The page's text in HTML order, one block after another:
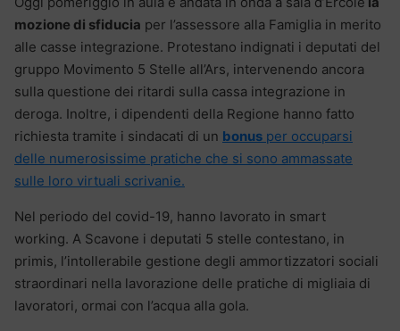
mozione di sfiducia per l’assessore alla Famiglia in merito
alle casse integrazione. Protestano indignati i deputati del
gruppo Movimento 5 Stelle all’Ars, intervenendo ancora
sulla questione dei ritardi sulla cassa integrazione in
deroga. Inoltre, i dipendenti della Regione hanno fatto
richiesta tramite i sindacati di un bonus per occuparsi
delle numerosissime pratiche che si sono ammassate
sulle loro virtuali scrivanie.
Nel periodo del covid-19, hanno lavorato in smart
working. A Scavone i deputati 5 stelle contestano, in
primis, l’intollerabile gestione degli ammortizzatori sociali
straordinari nella lavorazione delle pratiche di migliaia di
lavoratori, ormai con l’acqua alla gola.